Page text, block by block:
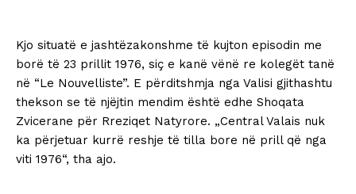
Kjo situatë e jashtëzakonshme të kujton episodin me
borë të 23 prillit 1976, siç e kanë vënë re kolegët tanë
në “Le Nouvelliste”. E përditshmja nga Valisi gjithashtu
thekson se të njëjtin mendim është edhe Shoqata
Zvicerane për Rreziqet Natyrore. „Central Valais nuk
ka përjetuar kurrë reshje të tilla bore në prill që nga
viti 1976“, tha ajo.